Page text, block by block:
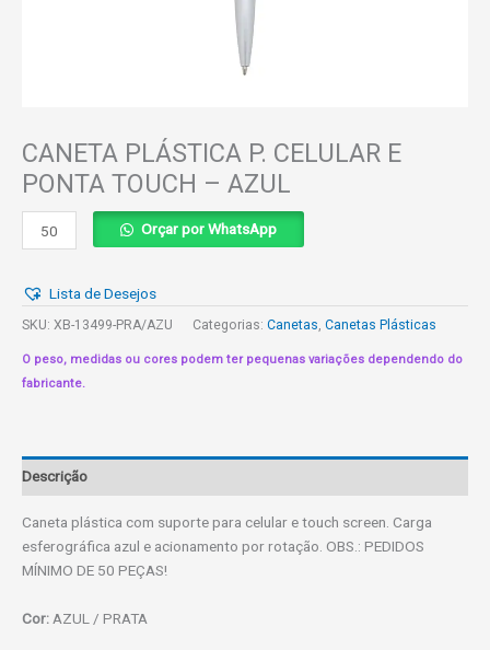
CANETA PLÁSTICA P. CELULAR E
PONTA TOUCH – AZUL
CANETA
PLÁSTICA
CELULAR
E
TOUCH
-
Orçar por WhatsApp
Lista de Desejos
SKU: XB-13499-PRA/AZU Categorias: Canetas, Canetas Plásticas
O peso, medidas ou cores podem ter pequenas variações dependendo do
fabricante.
Descrição
Caneta plástica com suporte para celular e touch screen. Carga
esferográfica azul e acionamento por rotação. OBS.: PEDIDOS
MÍNIMO DE 50 PEÇAS!
Cor: AZUL / PRATA